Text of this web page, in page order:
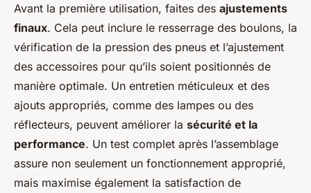
Avant la première utilisation, faites des ajustements
finaux. Cela peut inclure le resserrage des boulons, la
vérification de la pression des pneus et l’ajustement
des accessoires pour qu’ils soient positionnés de
manière optimale. Un entretien méticuleux et des
ajouts appropriés, comme des lampes ou des
réflecteurs, peuvent améliorer la sécurité et la
performance. Un test complet après l’assemblage
assure non seulement un fonctionnement approprié,
mais maximise également la satisfaction de